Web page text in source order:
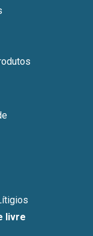
livre